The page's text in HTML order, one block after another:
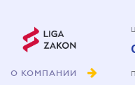
О КОМПАНИИ